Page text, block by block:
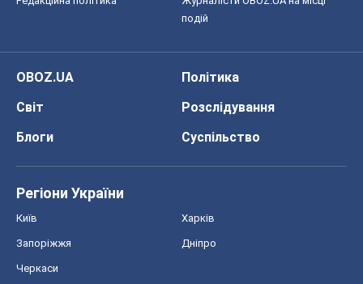
подій
OBOZ.UA
Політика
Світ
Розслідування
Блоги
Суспільство
Регіони України
Київ Харків
Запоріжжя Дніпро
Черкаси